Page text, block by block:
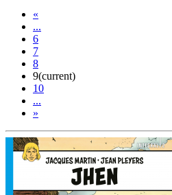
«
...
6
7
8
9(current)
10
...
»